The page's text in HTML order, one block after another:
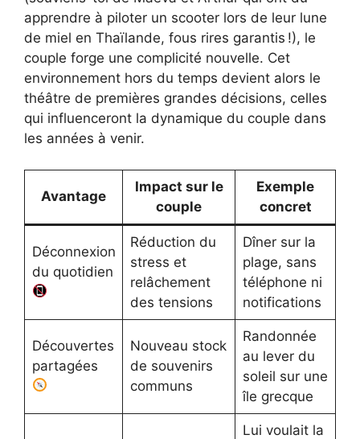
apprendre à piloter un scooter lors de leur lune
de miel en Thaïlande, fous rires garantis !), le
couple forge une complicité nouvelle. Cet
environnement hors du temps devient alors le
théâtre de premières grandes décisions, celles
qui influenceront la dynamique du couple dans
les années à venir.
Avantage
Impact sur le
couple
Exemple
concret
Déconnexion
du quotidien
Réduction du
stress et
relâchement
des tensions
Dîner sur la
plage, sans
téléphone ni
notifications
Découvertes
partagées
Nouveau stock
de souvenirs
communs
Randonnée
au lever du
soleil sur une
île grecque
Lui voulait la